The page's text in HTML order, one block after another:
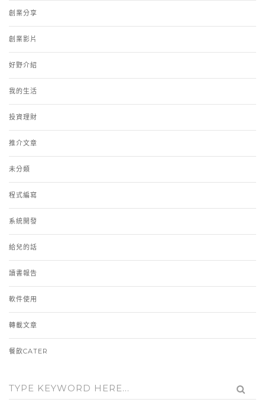
創業分享
創業影片
好野介紹
我的生活
投資理財
推介文章
未分類
程式編寫
系統開發
給兒的話
讀書報告
軟件使用
轉載文章
餐飲CATER